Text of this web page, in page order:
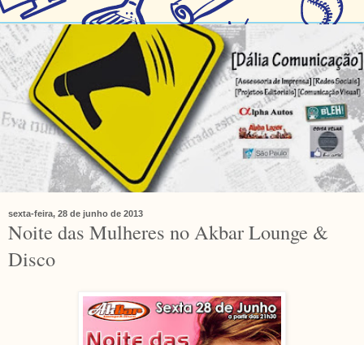
sexta-feira, 28 de junho de 2013
Noite das Mulheres no Akbar Lounge &
Disco